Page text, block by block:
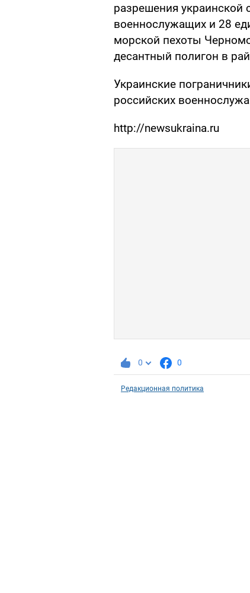
разрешения украинской
военнослужащих и 28
морской пехоты
десантный полигон в
Украинские
российских
http://newsukraina.ru
0 0
Редакционная политика